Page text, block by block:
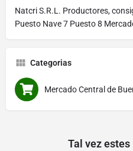
Natcri S.R.L. Productores,
Puesto Nave 7 Puesto 8
Categorias
Mercado Central de
Tal vez